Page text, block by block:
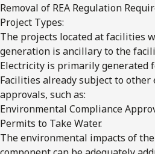
Removal of REA Regulation
Project Types:
The projects located at facilities
generation is ancillary to the
Electricity is primarily generated
Facilities already subject to
approvals, such as:
Environmental Compliance
Permits to Take Water.
The environmental impacts of